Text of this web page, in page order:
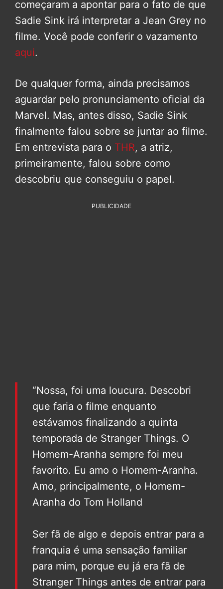
começaram a apontar para o fato de que
Sadie Sink irá interpretar a Jean Grey no
filme. Você pode conferir o vazamento
aqui.
De qualquer forma, ainda precisamos
aguardar pelo pronunciamento oficial da
Marvel. Mas, antes disso, Sadie Sink
finalmente falou sobre se juntar ao filme.
Em entrevista para o THR, a atriz,
primeiramente, falou sobre como
descobriu que conseguiu o papel.
PUBLICIDADE
“Nossa, foi uma loucura. Descobri
que faria o filme enquanto
estávamos finalizando a quinta
temporada de Stranger Things. O
Homem-Aranha sempre foi meu
favorito. Eu amo o Homem-Aranha.
Amo, principalmente, o Homem-
Aranha do Tom Holland
Ser fã de algo e depois entrar para a
franquia é uma sensação familiar
para mim, porque eu já era fã de
Stranger Things antes de entrar para